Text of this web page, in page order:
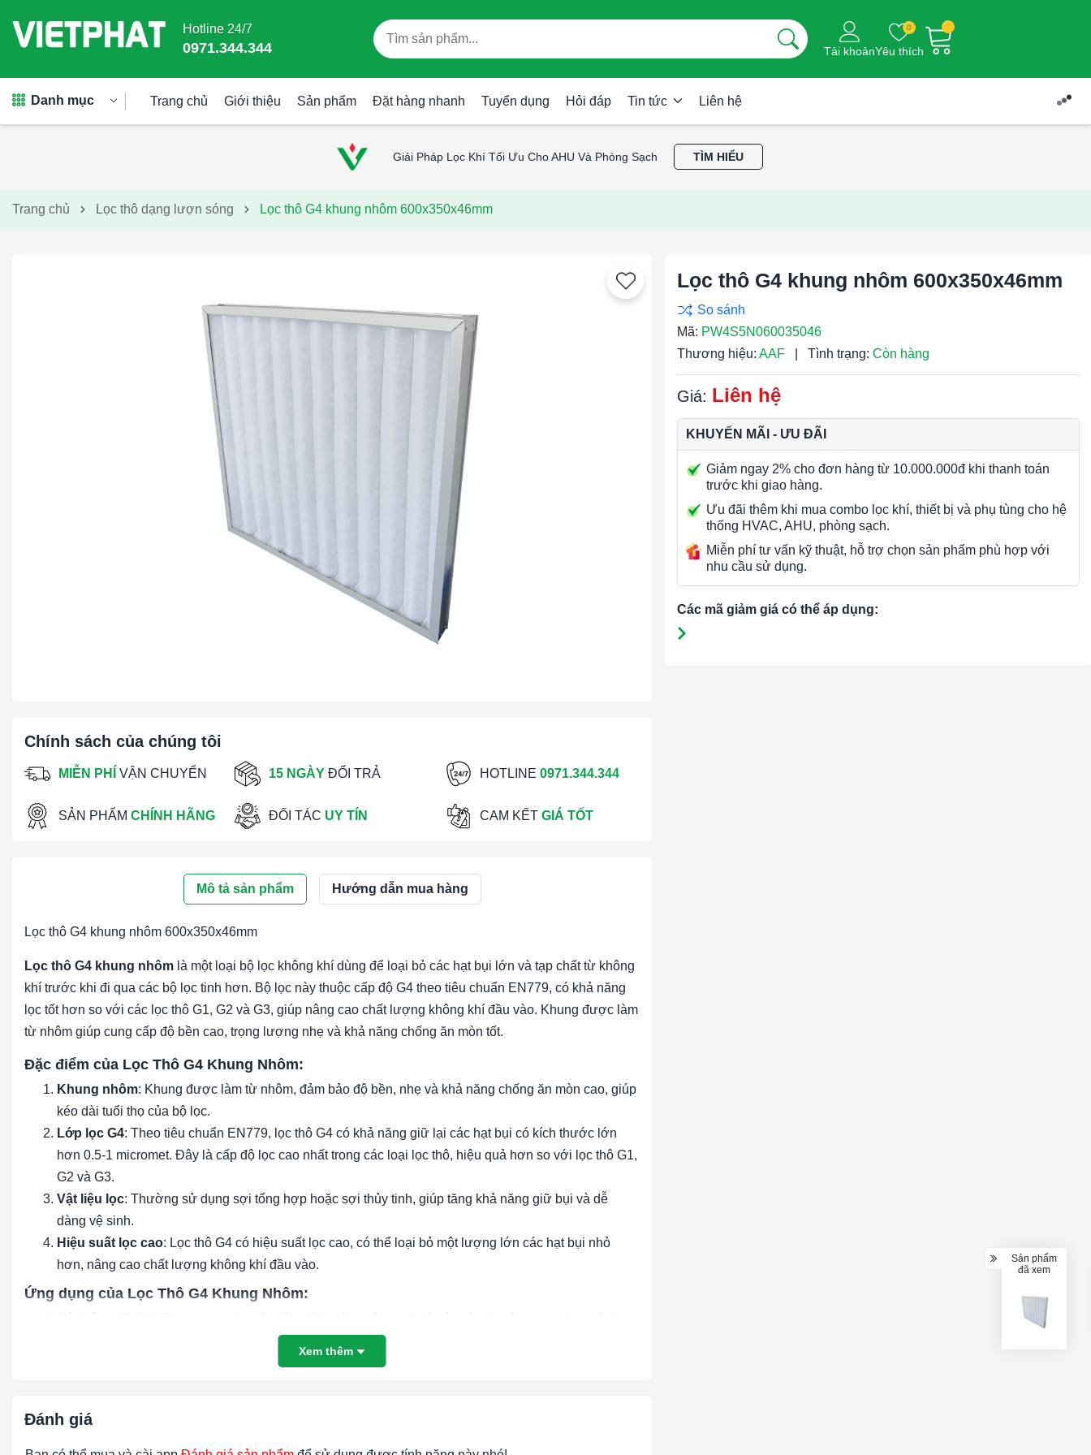
Hotline 24/7
0971.344.344 Tài khoản
0
Yêu thích
Danh mục Trang chủ Giới thiệu Sản phẩm Đặt hàng nhanh Tuyển dụng Hỏi đáp Tin tức Liên hệ
Giải Pháp Lọc Khí Tối Ưu Cho AHU Và Phòng Sạch TÌM HIỂU
Trang chủ Lọc thô dạng lượn sóng Lọc thô G4 khung nhôm 600x350x46mm
Chính sách của chúng tôi
MIỄN PHÍ VẬN CHUYỂN 15 NGÀY ĐỔI TRẢ HOTLINE 0971.344.344
SẢN PHẨM CHÍNH HÃNG ĐỐI TÁC UY TÍN CAM KẾT GIÁ TỐT
Mô tả sản phẩm Hướng dẫn mua hàng
Lọc thô G4 khung nhôm 600x350x46mm
Lọc thô G4 khung nhôm là một loại bộ lọc không khí dùng để loại bỏ các hạt bụi lớn và tạp chất từ không
khí trước khi đi qua các bộ lọc tinh hơn. Bộ lọc này thuộc cấp độ G4 theo tiêu chuẩn EN779, có khả năng
lọc tốt hơn so với các lọc thô G1, G2 và G3, giúp nâng cao chất lượng không khí đầu vào. Khung được làm
từ nhôm giúp cung cấp độ bền cao, trọng lượng nhẹ và khả năng chống ăn mòn tốt.
Đặc điểm của Lọc Thô G4 Khung Nhôm:
Khung nhôm: Khung được làm từ nhôm, đảm bảo độ bền, nhẹ và khả năng chống ăn mòn cao, giúp
kéo dài tuổi thọ của bộ lọc.
Lớp lọc G4: Theo tiêu chuẩn EN779, lọc thô G4 có khả năng giữ lại các hạt bụi có kích thước lớn
hơn 0.5-1 micromet. Đây là cấp độ lọc cao nhất trong các loại lọc thô, hiệu quả hơn so với lọc thô G1,
G2 và G3.
Vật liệu lọc: Thường sử dụng sợi tổng hợp hoặc sợi thủy tinh, giúp tăng khả năng giữ bụi và dễ
dàng vệ sinh.
Hiệu suất lọc cao: Lọc thô G4 có hiệu suất lọc cao, có thể loại bỏ một lượng lớn các hạt bụi nhỏ
hơn, nâng cao chất lượng không khí đầu vào.
Ứng dụng của Lọc Thô G4 Khung Nhôm:
: Sử dụng trong các quy trình công nghiệp để loại bỏ các hạt bụi lớn, bảo vệ máy
bụi lớn trước khi không khí đi qua các bộ lọc HEPA hoặc ULPA.
Tòa nhà thương mại và dân cư: Cải thiện chất lượng không khí trong các tòa nhà văn phòng, trung
Xem thêm
Đánh giá
Lọc thô G4 khung nhôm 600x350x46mm
Mã: PW4S5N060035046
Thương hiệu: AAF Tình trạng: Còn hàng
Giá: Liên hệ
KHUYẾN MÃI - ƯU ĐÃI
Giảm ngay 2% cho đơn hàng từ 10.000.000đ khi thanh toán
trước khi giao hàng.
Ưu đãi thêm khi mua combo lọc khí, thiết bị và phụ tùng cho hệ
thống HVAC, AHU, phòng sạch.
Miễn phí tư vấn kỹ thuật, hỗ trợ chọn sản phẩm phù hợp với
nhu cầu sử dụng.
Các mã giảm giá có thể áp dụng:
Sản phẩm
đã xem